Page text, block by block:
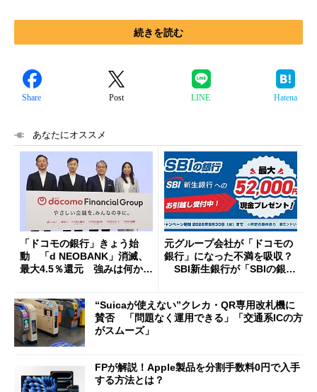
続きを読む
Share Post LINE Hatena
あなたにオススメ
「ドコモの銀行」きょう始
動 「d NEOBANK」消滅、
最大4.5％還元 強みは何か解
元グループ会社が「ドコモの
銀行」になった不満を吸収？
SBI新生銀行が「SBIの銀
開催
“Suicaが使えない”クレカ・QR専用改札機に
賛否 「問題なく運用できる」「交通系ICの方
がスムーズ」
FPが解説！Apple製品を分割手数料0円で入手
する方法とは？